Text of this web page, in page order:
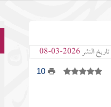
تاريخ النشر2026-03-08
10